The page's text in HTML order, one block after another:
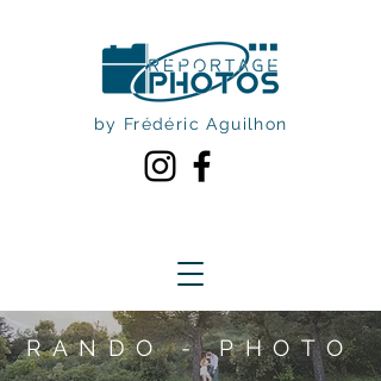
by Frédéric Aguilhon
RANDO - PHOTO